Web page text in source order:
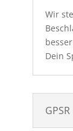
Wir
Dein